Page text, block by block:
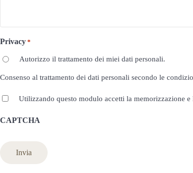
Privacy *
Autorizzo il trattamento dei miei dati personali.
Consenso al trattamento dei dati personali secondo le
PrivacyUtilizzando questo modulo accetti la memorizzazione
CAPTCHA